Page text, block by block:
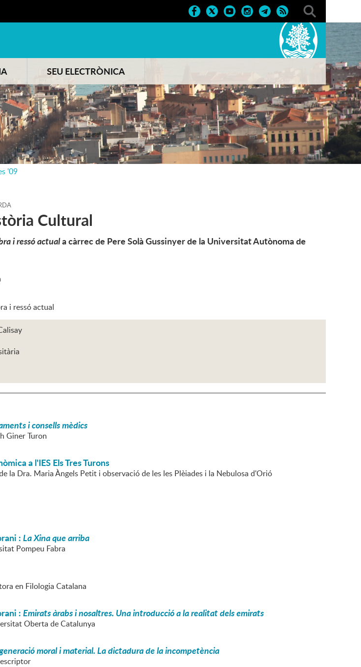
SEU ELECTRÒNICA
'09
Cultural
i ressó actuala càrrec de Pere Solà Gussinyer de la Universitat Autònoma de
i ressó actual
i consells mèdics
Giner Turon
a l'IES Els Tres Turons
la Dra. Maria Àngels Petit i observació de les les Plèiades i la Nebulosa d'Orió
:La Xina que arriba
Pompeu Fabra
en Filologia Catalana
:Emirats àrabs i nosaltres. Una introducció a la realitat dels emirats
Oberta de Catalunya
moral i material. La dictadura de la incompetència